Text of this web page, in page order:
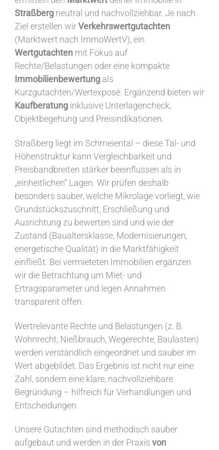
Straßberg neutral und nachvollziehbar. Je nach
Ziel erstellen wirVerkehrswertgutachten
(Marktwert nach ImmoWertV), ein
Wertgutachten mit Fokus auf
Rechte/Belastungen oder eine kompakte
Immobilienbewertung als
Kurzgutachten/Wertexposé. Ergänzend bieten wir
Kaufberatung inklusive Unterlagencheck,
Objektbegehung und Preisindikationen.
Straßberg liegt im Schmeiental – diese Tal- und
Höhenstruktur kann Vergleichbarkeit und
Preisbandbreiten stärker beeinflussen als in
„einheitlichen“ Lagen. Wir prüfen deshalb
besonders sauber, welche Mikrolage vorliegt, wie
Grundstückszuschnitt, Erschließung und
Ausrichtung zu bewerten sind und wie der
Zustand (Baualtersklasse, Modernisierungen,
energetische Qualität) in die Marktfähigkeit
einfließt. Bei vermieteten Immobilien ergänzen
wir die Betrachtung um Miet- und
Ertragsparameter und legen Annahmen
transparent offen.
Wertrelevante Rechte und Belastungen (z. B.
Wohnrecht, Nießbrauch, Wegerechte, Baulasten)
werden verständlich eingeordnet und sauber im
Wert abgebildet. Das Ergebnis ist nicht nur eine
Zahl, sondern eine klare, nachvollziehbare
Begründung – hilfreich für Verhandlungen und
Entscheidungen.
Unsere Gutachten sind methodisch sauber
aufgebaut und werden in der Praxis von